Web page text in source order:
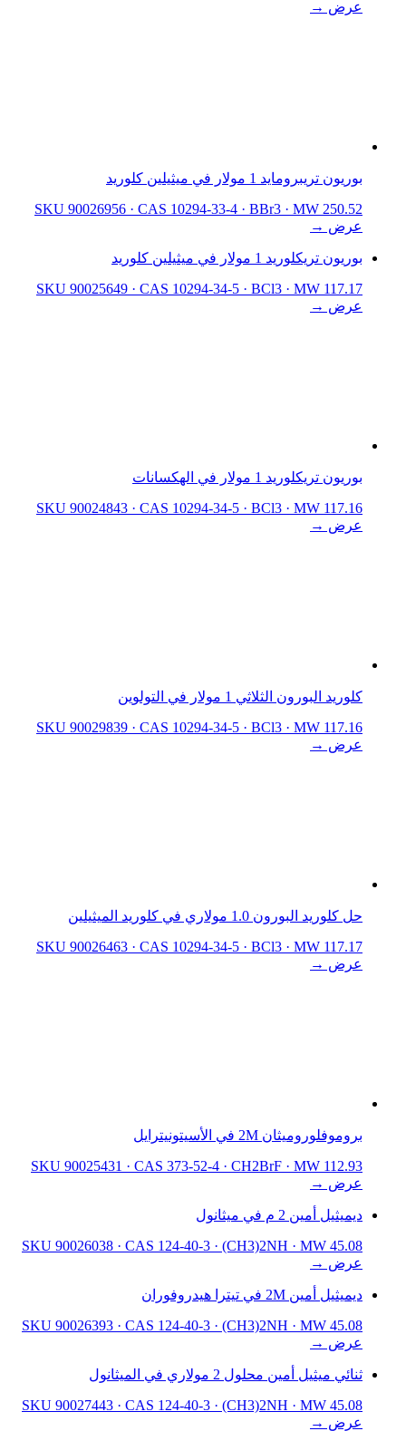
عرض →
بوريون تريبرومايد 1 مولار في ميثيلين كلوريد
SKU 90026956 · CAS 10294-33-4 · BBr3 · MW 250.52
عرض →
بوريون تريكلوريد 1 مولار في ميثيلين كلوريد
SKU 90025649 · CAS 10294-34-5 · BCl3 · MW 117.17
عرض →
بوريون تريكلوريد 1 مولار في الهكسانات
SKU 90024843 · CAS 10294-34-5 · BCl3 · MW 117.16
عرض →
كلوريد البورون الثلاثي 1 مولار في التولوين
SKU 90029839 · CAS 10294-34-5 · BCl3 · MW 117.16
عرض →
حل كلوريد البورون 1.0 مولاري في كلوريد الميثيلين
SKU 90026463 · CAS 10294-34-5 · BCl3 · MW 117.17
عرض →
بروموفلوروميثان 2M في الأسيتونيترايل
SKU 90025431 · CAS 373-52-4 · CH2BrF · MW 112.93
عرض →
ديميثيل أمين 2 م في ميثانول
SKU 90026038 · CAS 124-40-3 · (CH3)2NH · MW 45.08
عرض →
ديميثيل أمين 2M في تيترا هيدروفوران
SKU 90026393 · CAS 124-40-3 · (CH3)2NH · MW 45.08
عرض →
ثنائي ميثيل أمين محلول 2 مولاري في الميثانول
SKU 90027443 · CAS 124-40-3 · (CH3)2NH · MW 45.08
عرض →